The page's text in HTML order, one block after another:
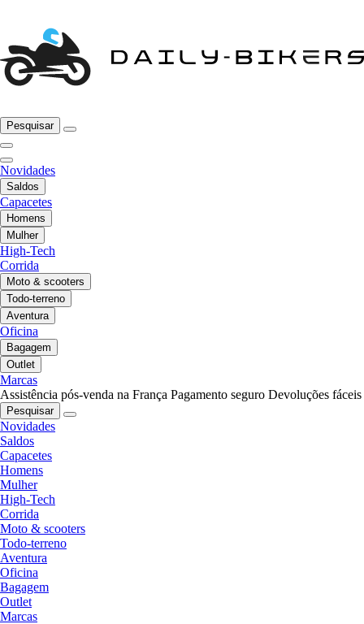
Pesquisar
Novidades
Saldos
Capacetes
Homens
Mulher
High-Tech
Corrida
Moto & scooters
Todo-terreno
Aventura
Oficina
Bagagem
Outlet
Marcas
Assistência pós-venda na França Pagamento seguro Devoluções fáceis
Pesquisar
Novidades
Saldos
Capacetes
Homens
Mulher
High-Tech
Corrida
Moto & scooters
Todo-terreno
Aventura
Oficina
Bagagem
Outlet
Marcas